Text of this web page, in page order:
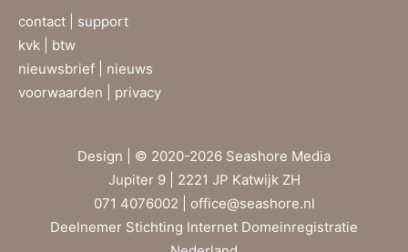
contact | support
kvk | btw
nieuwsbrief | nieuws
voorwaarden | privacy
Design | © 2020-2026 Seashore Media
Jupiter 9 | 2221 JP Katwijk ZH
071 4076002 | office@seashore.nl
Deelnemer Stichting Internet Domeinregistratie